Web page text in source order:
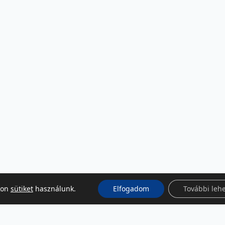
sütikethasználunk. Elfogadom További